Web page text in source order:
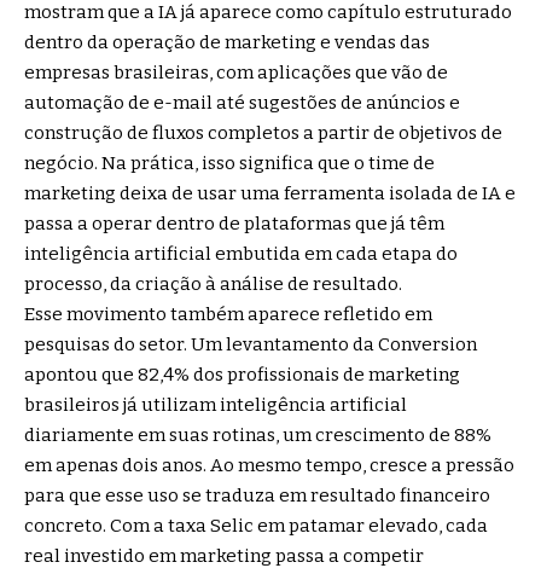
mostram que a IA já aparece como capítulo estruturado
dentro da operação de marketing e vendas das
empresas brasileiras, com aplicações que vão de
automação de e-mail até sugestões de anúncios e
construção de fluxos completos a partir de objetivos de
negócio. Na prática, isso significa que o time de
marketing deixa de usar uma ferramenta isolada de IA e
passa a operar dentro de plataformas que já têm
inteligência artificial embutida em cada etapa do
processo, da criação à análise de resultado.
Esse movimento também aparece refletido em
pesquisas do setor. Um levantamento da Conversion
apontou que 82,4% dos profissionais de marketing
brasileiros já utilizam inteligência artificial
diariamente em suas rotinas, um crescimento de 88%
em apenas dois anos. Ao mesmo tempo, cresce a pressão
para que esse uso se traduza em resultado financeiro
concreto. Com a taxa Selic em patamar elevado, cada
real investido em marketing passa a competir